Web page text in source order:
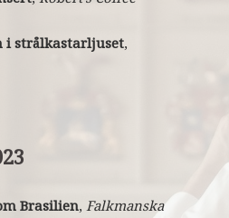
i strålkastarljuset,
Brasilien, Falkmanska